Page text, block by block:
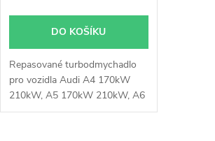
u
k
o
d
u
k
DO KOŠÍKU
Repasované turbodmychadlo
pro vozidla Audi A4 170kW
210kW, A5 170kW 210kW, A6
155kW 170kW 210kW, A7